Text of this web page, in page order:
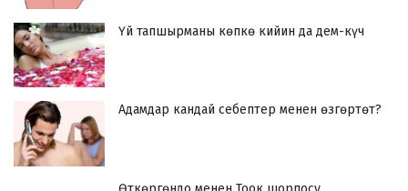
Үй тапшырманы көпкө кийин да дем-күч
Адамдар кандай себептер менен өзгөртөт?